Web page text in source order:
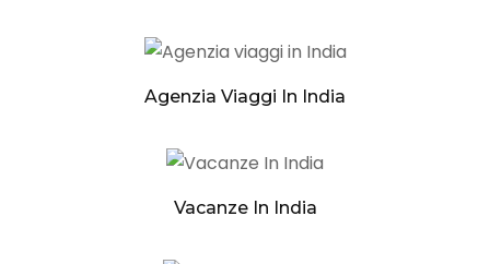
Agenzia Viaggi In India
Vacanze In India